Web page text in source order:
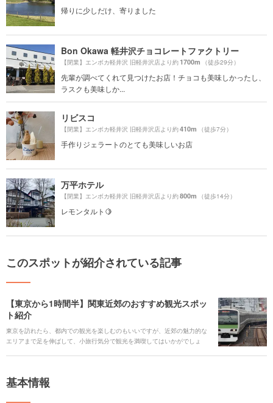
帰りに少しだけ、寄りました
Bon Okawa 軽井沢チョコレートファクトリー
【閉業】エンボカ軽井沢 旧軽井沢店より約1700m （徒歩29分）
先輩が調べてくれて見つけたお店！チョコも美味しかったし、
ラスクも美味しか...
リビスコ
【閉業】エンボカ軽井沢 旧軽井沢店より約410m （徒歩7分）
手作りジェラートのとても美味しいお店
万平ホテル
【閉業】エンボカ軽井沢 旧軽井沢店より約800m （徒歩14分）
レモンタルト🍋
このスポットが紹介されている記事
【東京から1時間半】関東近郊のおすすめ観光スポッ
ト紹介
東京を訪れたら、都内での観光を楽しむのもいいですが、近郊の魅力的な
エリアまで足を伸ばして、小旅行気分で観光を満喫してはいかがでしょ
基本情報